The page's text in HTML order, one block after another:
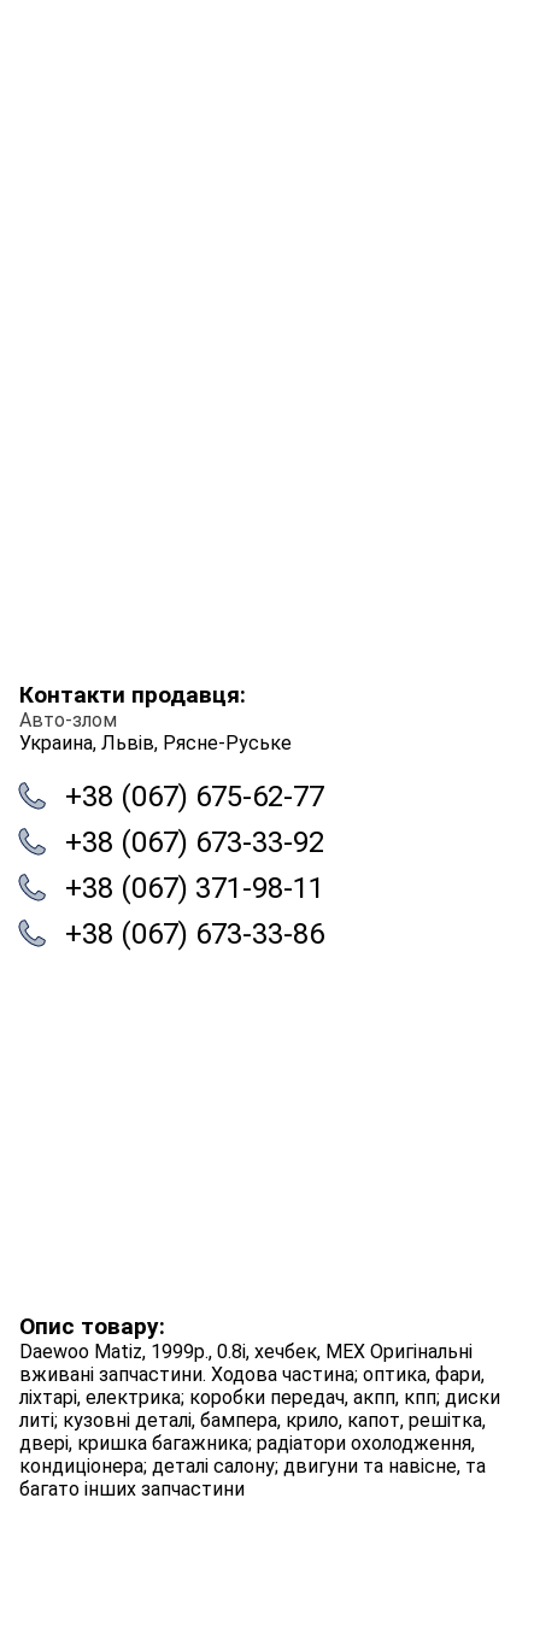
Контакти продавця:
Авто-злом
Украина, Львів, Рясне-Руське
+38 (067) 675-62-77
+38 (067) 673-33-92
+38 (067) 371-98-11
+38 (067) 673-33-86
Опис товару:
Daewoo Matiz, 1999p., 0.8i, хечбек, МЕХ Оригінальні
вживані запчастини. Ходова частина; оптика, фари,
ліхтарі, електрика; коробки передач, акпп, кпп; диски
литі; кузовні деталі, бампера, крило, капот, решітка,
двері, кришка багажника; радіатори охолодження,
кондиціонера; деталі салону; двигуни та навісне, та
багато інших запчастини